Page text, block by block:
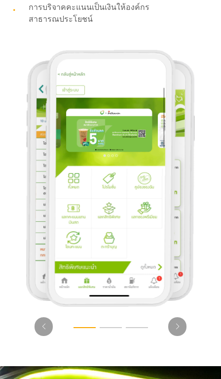
การบริจาคคะแนนเป็นเงินให้องค์กร
สาธารณประโยชน์